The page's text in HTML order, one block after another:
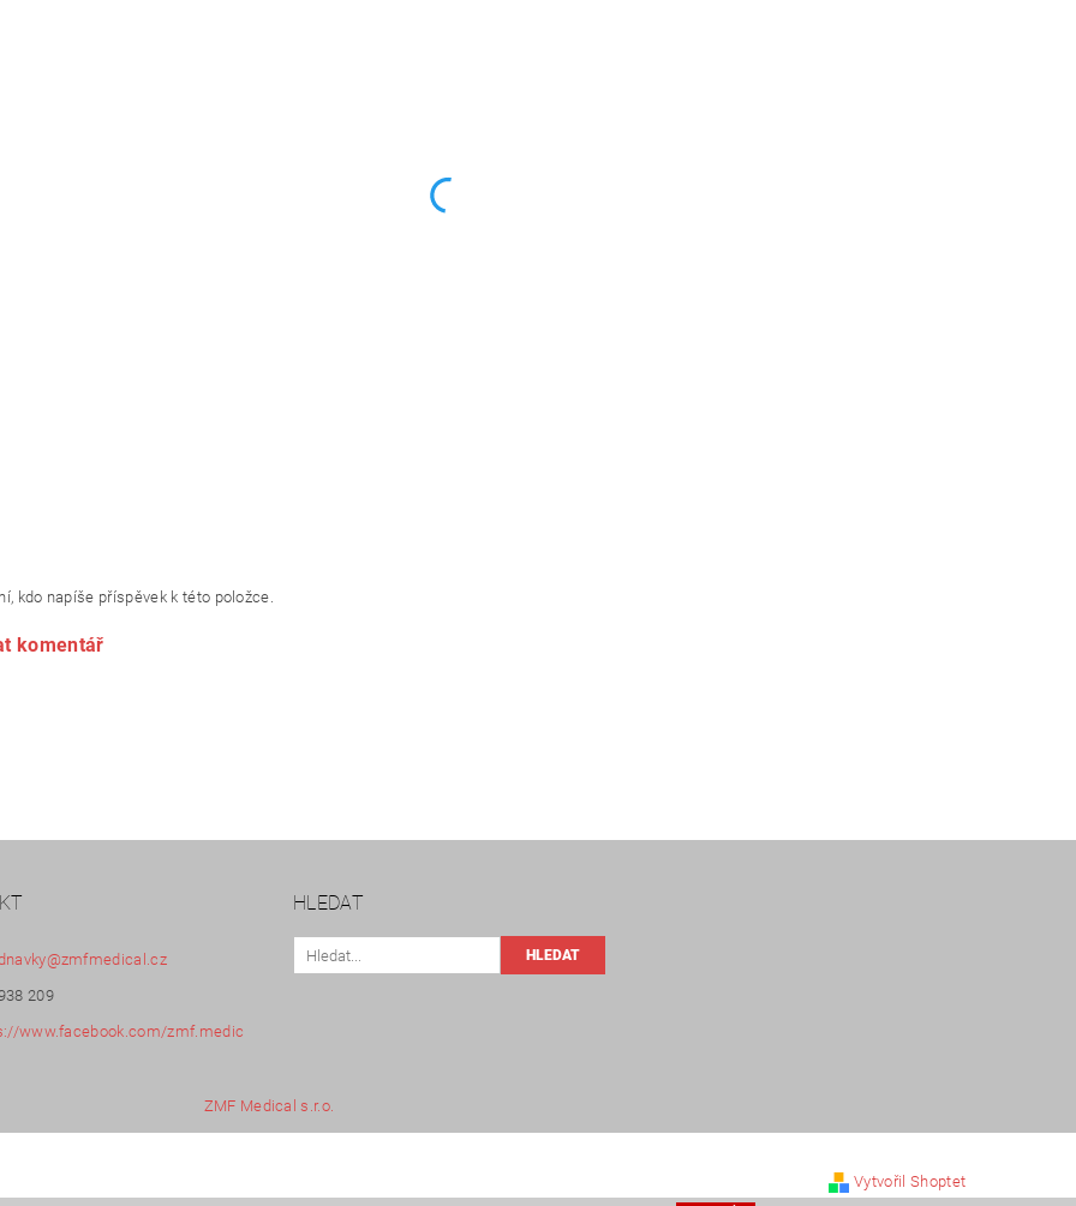
kdo napíše příspěvek k této položce.
komentář
@zmfmedical.cz
209
www.facebook.com/zmf.medic
HLEDAT
ZMF Medical s.r.o.
Vytvořil Shoptet